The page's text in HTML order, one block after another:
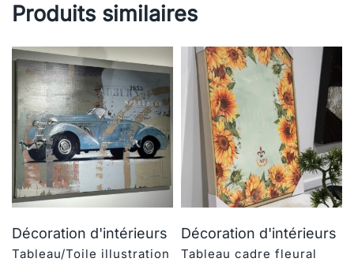
Produits similaires
Décoration d'intérieurs
Tableau/Toile illustration
Décoration d'intérieurs
Tableau cadre fleural